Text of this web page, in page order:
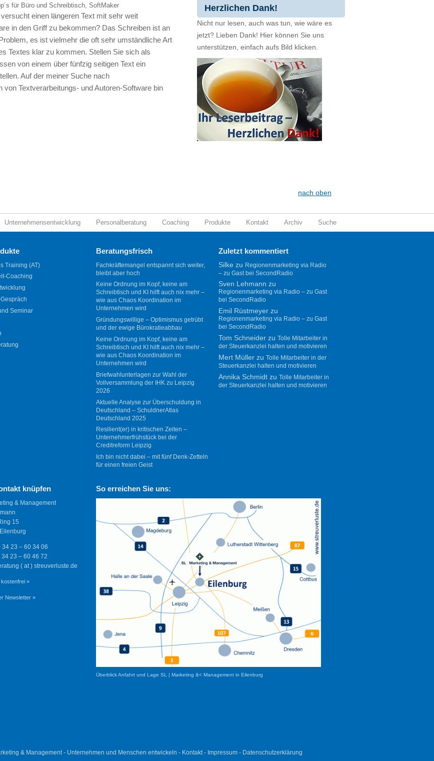
für Büro und Schreibtisch SoftMaker
einen längeren Text mit sehr weit
in den Griff zu bekommen? Das Schreiben ist an
es ist vielmehr die oft sehr umständliche Art
Textes klar zu kommen. Stellen Sie sich als
von einem über fünfzig seitigen Text ein
Auf der meiner Suche nach
Textverarbeitungs- und Autoren-Software bin
Herzlichen Dank!
Nicht nur lesen, auch was tun, wie wäre es
jetzt? Lieben Dank! Hier können Sie uns
unterstützen, einfach aufs Bild klicken.
nach oben
Unternehmensentwicklung Personalberatung Coaching Produkte Kontakt Archiv Suche
Training (AT)
Coaching
Seminar
Beratungsfrisch
Fachkräftemangel entspannt sich weiter,
bleibt aber hoch
Keine Ordnung im Kopf, keine am
Schreibtisch und KI hilft auch nix mehr –
wie aus Chaos Koordination im
Unternehmen wird
Gründungswillige – Optimismus getrübt
und der ewige Bürokratieabbau
Keine Ordnung im Kopf, keine am
Schreibtisch und KI hilft auch nix mehr –
wie aus Chaos Koordination im
Unternehmen wird
Briefwahlunterlagen zur Wahl der
Vollversammlung der IHK zu Leipzig
2026
Aktuelle Analyse zur Überschuldung in
Deutschland – SchuldnerAtlas
Deutschland 2025
Resilient(er) in kritischen Zeiten –
Unternehmerfrühstück bei der
Creditreform Leipzig
Ich bin nicht dabei – mit fünf Denk-Zetteln
für einen freien Geist
Zuletzt kommentiert
Silkezu Regionenmarketing via Radio
– zu Gast bei SecondRadio
Sven Lehmann zu
Regionenmarketing via Radio – zu Gast
bei SecondRadio
Emil Rüstmeyerzu
Regionenmarketing via Radio – zu Gast
bei SecondRadio
Tom Schneiderzu Tolle Mitarbeiter in
der Steuerkanzlei halten und motivieren
Mert Müllerzu Tolle Mitarbeiter in der
Steuerkanzlei halten und motivieren
Annika Schmidtzu Tolle Mitarbeiter in
der Steuerkanzlei halten und motivieren
knüpfen
& Management
15
34 23 – 60 34 06
34 23 – 60 46 72
( at ) streuverluste.de
kostenfrei »
Newsletter »
So erreichen Sie uns:
Überblick Anfahrt und Lage SL | Marketing &< Management in Eilenburg
& Management - Unternehmen und Menschen entwickeln - Kontakt- Impressum- Datenschutzerklärung